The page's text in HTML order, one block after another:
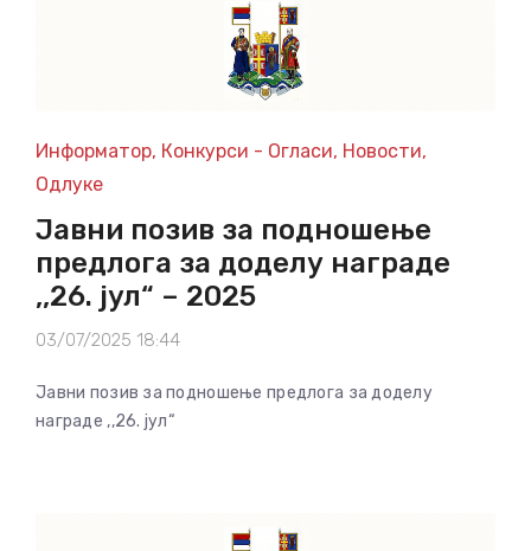
Информатор, Конкурси - Огласи, Новости,
Одлуке
Јавни позив за подношење
предлога за доделу награде
,,26. јул“ – 2025
03/07/2025 18:44
Јавни позив за подношење предлога за доделу
награде ,,26. јул“